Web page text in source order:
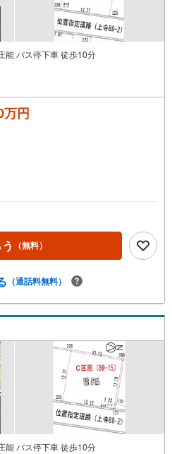
能 バス停下車 徒歩10分
万円
（無料）
（通話料無料）
能 バス停下車 徒歩10分